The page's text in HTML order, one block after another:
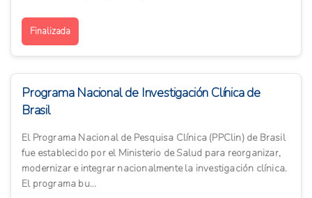
Finalizada
Programa Nacional de Investigación Clínica de
Brasil
El Programa Nacional de Pesquisa Clínica (PPClin) de Brasil
fue establecido por el Ministerio de Salud para reorganizar,
modernizar e integrar nacionalmente la investigación clínica.
El programa bu...